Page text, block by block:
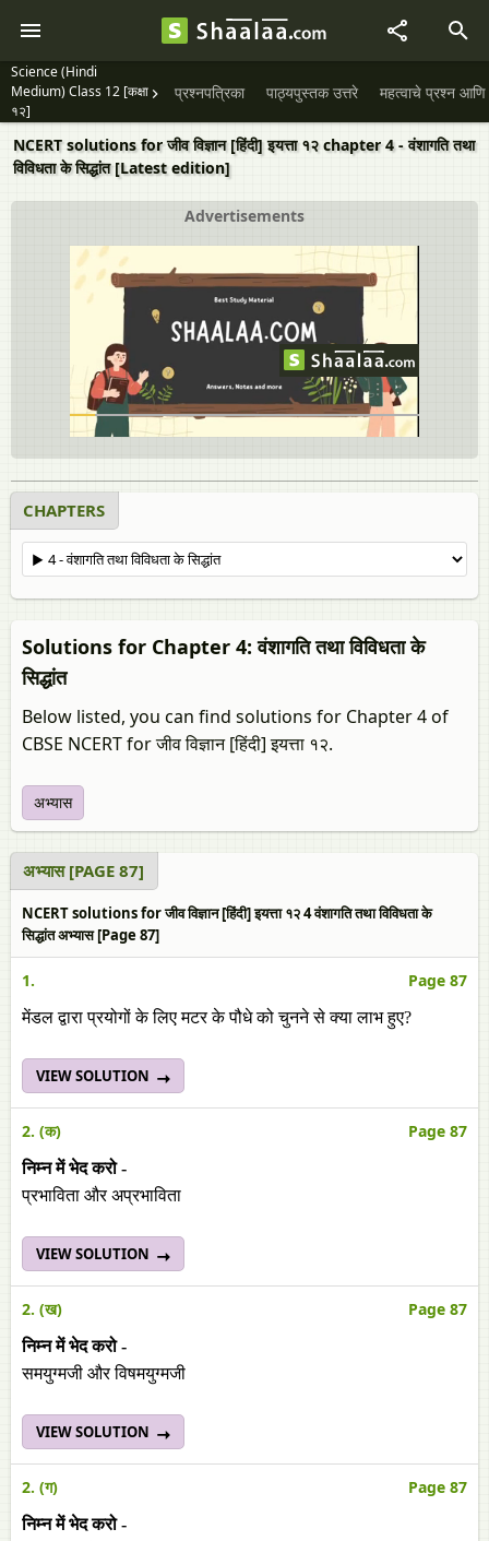
Science (Hindi
Medium) Class 12 [कक्षा
१२]
प्रश्नपत्रिका पाठ्यपुस्तक उत्तरे महत्वाचे प्रश्न आणि
NCERT solutions for जीव विज्ञान [हिंदी] इयत्ता १२ chapter 4 - वंशागति तथा
विविधता के सिद्धांत [Latest edition]
Advertisements
CHAPTERS
Solutions for Chapter 4: वंशागति तथा विविधता के
सिद्धांत
Below listed, you can find solutions for Chapter 4 of
CBSE NCERT for जीव विज्ञान [हिंदी] इयत्ता १२.
अभ्यास
अभ्यास [PAGE 87]
NCERT solutions for जीव विज्ञान [हिंदी] इयत्ता १२ 4 वंशागति तथा विविधता के
सिद्धांत अभ्यास [Page 87]
1. Page 87
मेंडल द्वारा प्रयोगों के लिए मटर के पौधे को चुनने से क्या लाभ हुए?
VIEW SOLUTION
2. (क) Page 87
निम्न में भेद करो -
प्रभाविता और अप्रभाविता
VIEW SOLUTION
2. (ख) Page 87
निम्न में भेद करो -
समयुग्मजी और विषमयुग्मजी
VIEW SOLUTION
2. (ग) Page 87
निम्न में भेद करो -